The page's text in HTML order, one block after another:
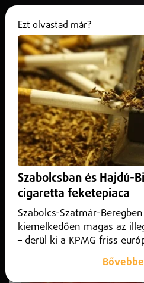
Az M3-as
Nagykálló és
aszfaltoznak
2024. december 04.Közlekedés infó
Az M3-as autópályán, már csak
Ezt olvastad már?
Szabolcsban és Hajdú-
cigaretta feketepiaca
Szabolcs-Szatmár-
kiemelkedően magas az
– derül ki a KPMG friss